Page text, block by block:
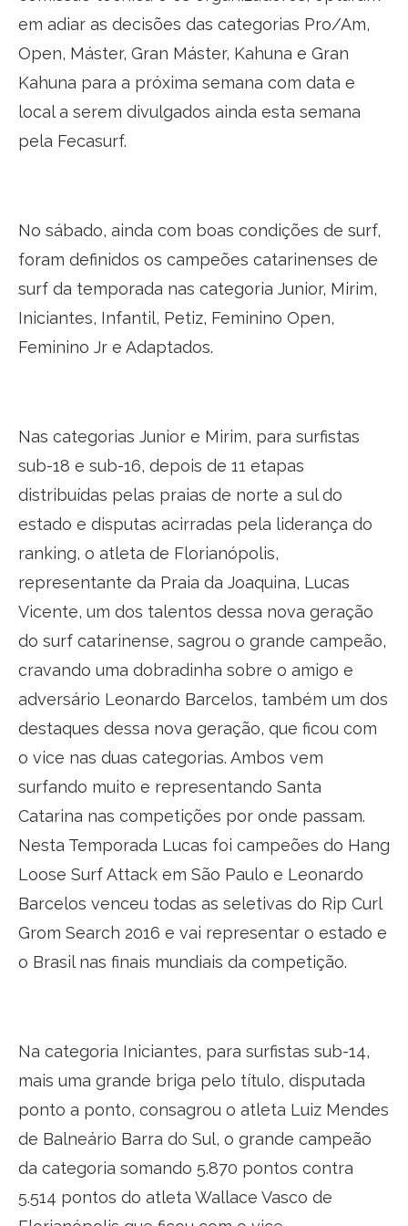
em adiar as decisões das categorias Pro/Am,
Open, Máster, Gran Máster, Kahuna e Gran
Kahuna para a próxima semana com data e
local a serem divulgados ainda esta semana
pela Fecasurf.
No sábado, ainda com boas condições de surf,
foram definidos os campeões catarinenses de
surf da temporada nas categoria Junior, Mirim,
Iniciantes, Infantil, Petiz, Feminino Open,
Feminino Jr e Adaptados.
Nas categorias Junior e Mirim, para surfistas
sub-18 e sub-16, depois de 11 etapas
distribuídas pelas praias de norte a sul do
estado e disputas acirradas pela liderança do
ranking, o atleta de Florianópolis,
representante da Praia da Joaquina, Lucas
Vicente, um dos talentos dessa nova geração
do surf catarinense, sagrou o grande campeão,
cravando uma dobradinha sobre o amigo e
adversário Leonardo Barcelos, também um dos
destaques dessa nova geração, que ficou com
o vice nas duas categorias. Ambos vem
surfando muito e representando Santa
Catarina nas competições por onde passam.
Nesta Temporada Lucas foi campeões do Hang
Loose Surf Attack em São Paulo e Leonardo
Barcelos venceu todas as seletivas do Rip Curl
Grom Search 2016 e vai representar o estado e
o Brasil nas finais mundiais da competição.
Na categoria Iniciantes, para surfistas sub-14,
mais uma grande briga pelo título, disputada
ponto a ponto, consagrou o atleta Luiz Mendes
de Balneário Barra do Sul, o grande campeão
da categoria somando 5.870 pontos contra
5.514 pontos do atleta Wallace Vasco de